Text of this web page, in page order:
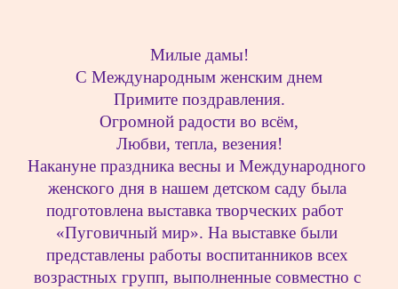
Милые дамы!
С Международным женским днем
Примите поздравления.
Огромной радости во всём,
Любви, тепла, везения!
Накануне праздника весны и Международного
женского дня в нашем детском саду была
подготовлена выставка творческих работ
«Пуговичный мир». На выставке были
представлены работы воспитанников всех
возрастных групп, выполненные совместно с